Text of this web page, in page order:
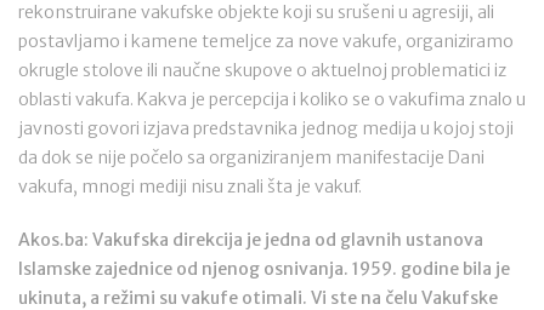
rekonstruirane vakufske objekte koji su srušeni u agresiji, ali
postavljamo i kamene temeljce za nove vakufe, organiziramo
okrugle stolove ili naučne skupove o aktuelnoj problematici iz
oblasti vakufa. Kakva je percepcija i koliko se o vakufima znalo u
javnosti govori izjava predstavnika jednog medija u kojoj stoji
da dok se nije počelo sa organiziranjem manifestacije Dani
vakufa, mnogi mediji nisu znali šta je vakuf.
Akos.ba: Vakufska direkcija je jedna od glavnih ustanova
Islamske zajednice od njenog osnivanja. 1959. godine bila je
ukinuta, a režimi su vakufe otimali. Vi ste na čelu Vakufske